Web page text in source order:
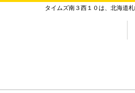
タイムズ南３西１０は、北海道